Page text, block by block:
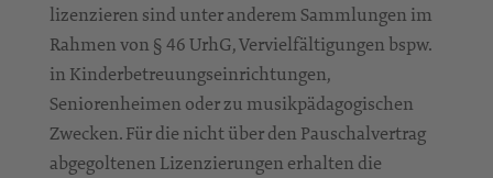
lizenzieren sind unter anderem Sammlungen im
Rahmen von § 46 UrhG, Vervielfältigungen bspw.
in Kinderbetreuungseinrichtungen,
Seniorenheimen oder zu musikpädagogischen
Zwecken. Für die nicht über den Pauschalvertrag
abgegoltenen Lizenzierungen erhalten die